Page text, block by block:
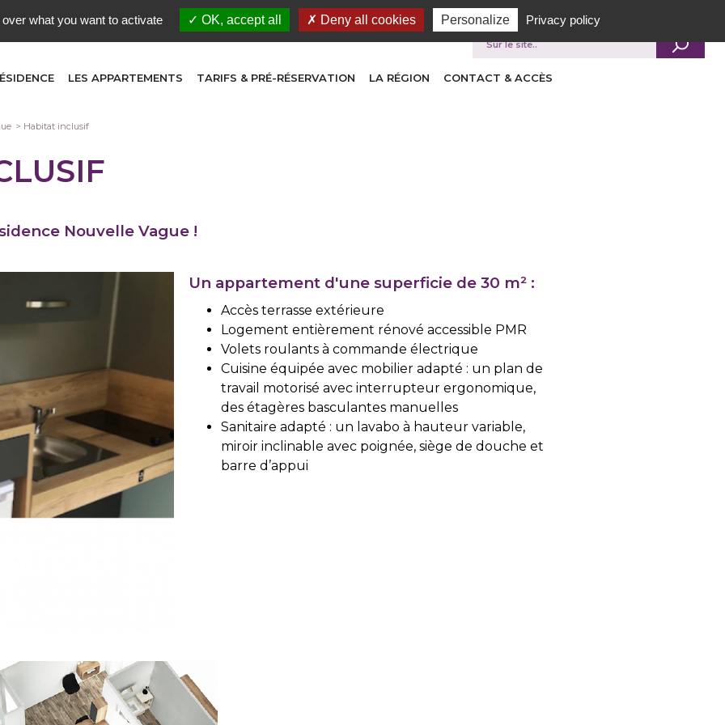
LES APPARTEMENTS TARIFS & PRÉ-RÉSERVATION LA RÉGION CONTACT & ACCÈS
Je recherche
Habitat inclusif
Nouvelle Vague !
Un appartement d'une superficie de 30 m² :
Accès terrasse extérieure
Logement entièrement rénové accessible PMR
Volets roulants à commande électrique
Cuisine équipée avec mobilier adapté : un plan de
travail motorisé avec interrupteur ergonomique,
des étagères basculantes manuelles
Sanitaire adapté : un lavabo à hauteur variable,
miroir inclinable avec poignée, siège de douche et
barre d’appui
what you want to activate OK, accept all Deny all cookies Personalize Privacy policy